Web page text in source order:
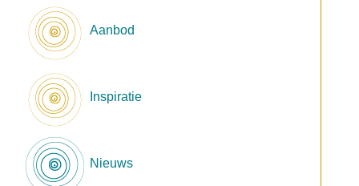
Aanbod
Inspiratie
Nieuws